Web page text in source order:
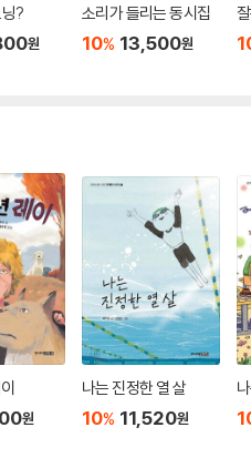
?
원
소리가 들리는 동시집
10% 13,500원
원
나는 진정한 열 살
10% 11,520원